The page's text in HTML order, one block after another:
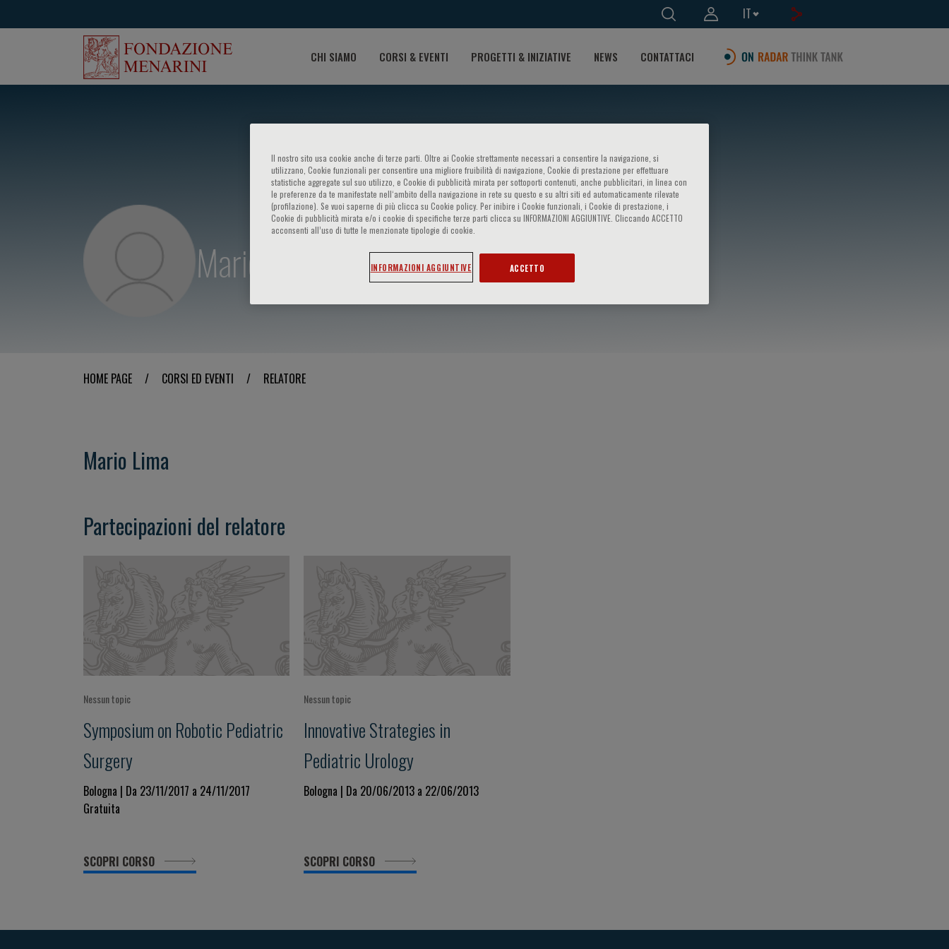
IT
CHI SIAMO CORSI & EVENTI PROGETTI & INIZIATIVE NEWS CONTATTACI
Mario Lima
HOME PAGE / CORSI ED EVENTI / RELATORE
Mario Lima
Partecipazioni del relatore
Nessun topic
Symposium on Robotic Pediatric
Surgery
Bologna | Da 23/11/2017 a 24/11/2017
Gratuita
SCOPRI CORSO
Nessun topic
Innovative Strategies in
Pediatric Urology
Bologna | Da 20/06/2013 a 22/06/2013
SCOPRI CORSO
Il nostro sito usa cookie anche di terze parti. Oltre ai Cookie strettamente necessari a consentire la navigazione, si
utilizzano, Cookie funzionali per consentire una migliore fruibilità di navigazione, Cookie di prestazione per effettuare
statistiche aggregate sul suo utilizzo, e Cookie di pubblicità mirata per sottoporti contenuti, anche pubblicitari, in linea con
le preferenze da te manifestate nell‘ambito della navigazione in rete su questo e su altri siti ed automaticamente rilevate
(profilazione). Se vuoi saperne di più clicca su Cookie policy. Per inibire i Cookie funzionali, i Cookie di prestazione, i
Cookie di pubblicità mirata e/o i cookie di specifiche terze parti clicca su INFORMAZIONI AGGIUNTIVE. Cliccando ACCETTO
acconsenti all’uso di tutte le menzionate tipologie di cookie.
INFORMAZIONI AGGIUNTIVE ACCETTO